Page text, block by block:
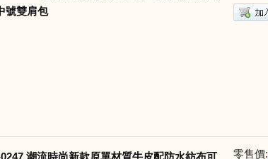
號雙肩包
潮流時尚新款原單材質牛皮配防水紡布可
零售價: